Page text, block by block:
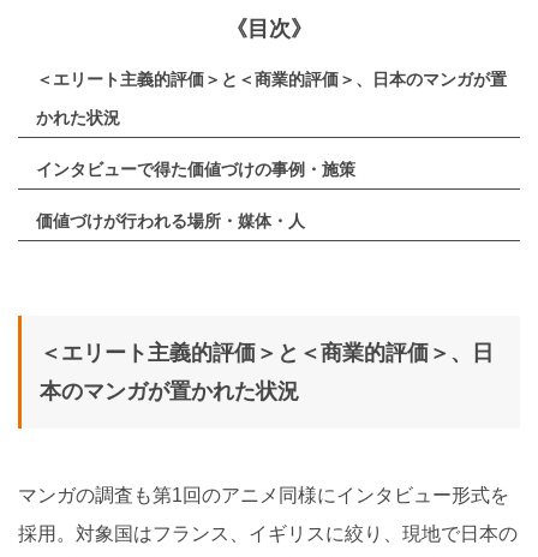
《目次》
＜エリート主義的評価＞と＜商業的評価＞、日本のマンガが置
かれた状況
インタビューで得た価値づけの事例・施策
価値づけが行われる場所・媒体・人
＜エリート主義的評価＞と＜商業的評価＞、日
本のマンガが置かれた状況
マンガの調査も第1回のアニメ同様にインタビュー形式を
採用。対象国はフランス、イギリスに絞り、現地で日本の